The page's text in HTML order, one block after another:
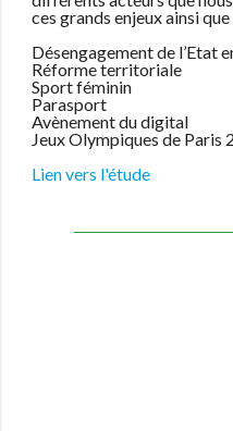
ces grands enjeux ainsi
Désengagement de l’Etat
Réforme territoriale
Sport féminin
Parasport
Avènement du digital
Jeux Olympiques de Paris
Lien vers l'étude